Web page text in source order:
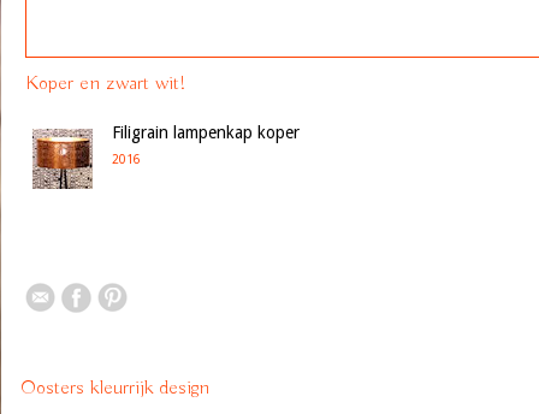
Koper en zwart wit!
Filigrain lampenkap koper
2016
Oosters kleurrijk design